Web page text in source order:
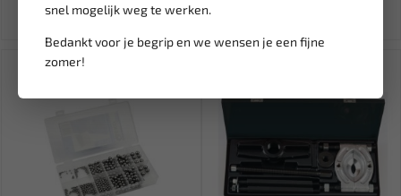
snel mogelijk weg te werken.
Bedankt voor je begrip en we wensen je een fijne
zomer!